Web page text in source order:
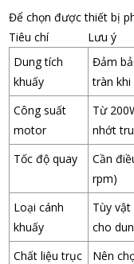
Để chọn được thiết bị
Tiêu chí
Lưu ý
Dung tích
khuấy
Đảm
tràn khi
Công suất
motor
Từ
nhớt
Tốc độ quay
Cần
rpm)
Loại cánh
khuấy
Tùy
cho
Chất liệu trục
Nên